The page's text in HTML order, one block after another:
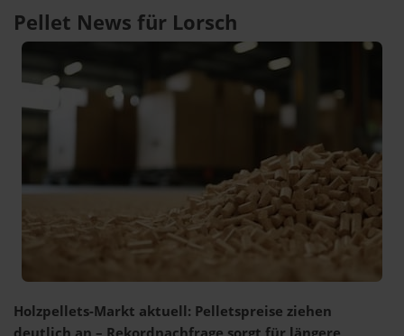
Pellet News für Lorsch
Holzpellets-Markt aktuell: Pelletspreise ziehen